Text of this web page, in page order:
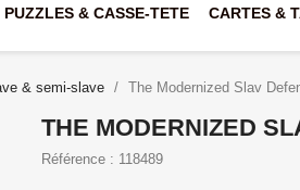
PUZZLES & CASSE-TETE CARTES &
& semi-slave The Modernized Slav
THE MODERNIZED
Référence : 118489